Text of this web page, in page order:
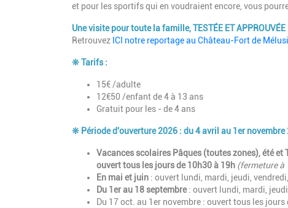
et pour les sportifs qui en voudraient encore, vous
Une visite pour toute la famille, TESTÉE ET
Retrouvez ICI notre reportage au Château-Fort de
❊Tarifs :
15€ /adulte
12€50 /enfant de 4 à 13 ans
Gratuit pour les - de 4 ans
❊ Période d'ouverture 2026 : du 4 avril au 1er novembre
Vacances scolaires Pâques (toutes zones), été et
ouvert tous les jours de 10h30 à 19h (fermeture à
En mai et juin : ouvert lundi, mardi, jeudi,
Du 1er au 18 septembre: ouvert lundi, mardi,
Du 17 oct. au 1er novembre : ouvert tous les jours